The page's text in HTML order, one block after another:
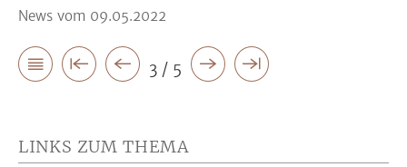
News vom 09.05.2022
3 / 5
LINKS ZUM THEMA